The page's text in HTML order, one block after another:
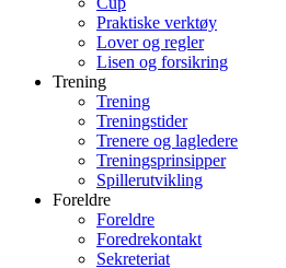
Praktiske verktøy
Lover og regler
Lisen og forsikring
Trening
Trening
Treningstider
Trenere og lagledere
Treningsprinsipper
Spillerutvikling
Foreldre
Foreldre
Foredrekontakt
Sekreteriat